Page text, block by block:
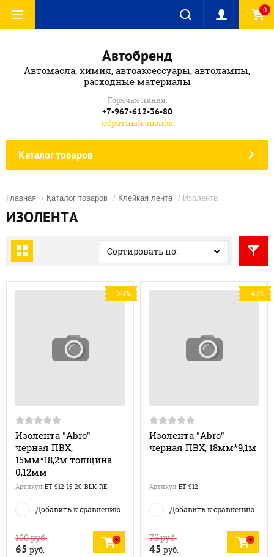
0
Автобренд
Автомасла, химия, автоаксессуары, автолампы,
расходные материалы
Горячая линия:
+7-967-612-36-80
Обратный звонок
Каталог товаров
Главная / Каталог товаров / Клейкая лента / Изолента
ИЗОЛЕНТА
Сортировать по:
- 35%
Изолента "Abro"
черная ПВХ,
15мм*18,2м толщина
0,12мм
Артикул:ET-912-15-20-BLK-RE
Добавить к сравнению
100руб.
65 руб.
- 41%
Изолента "Abro"
черная ПВХ, 18мм*9,1м
Артикул:ET-912
Добавить к сравнению
75руб.
45 руб.